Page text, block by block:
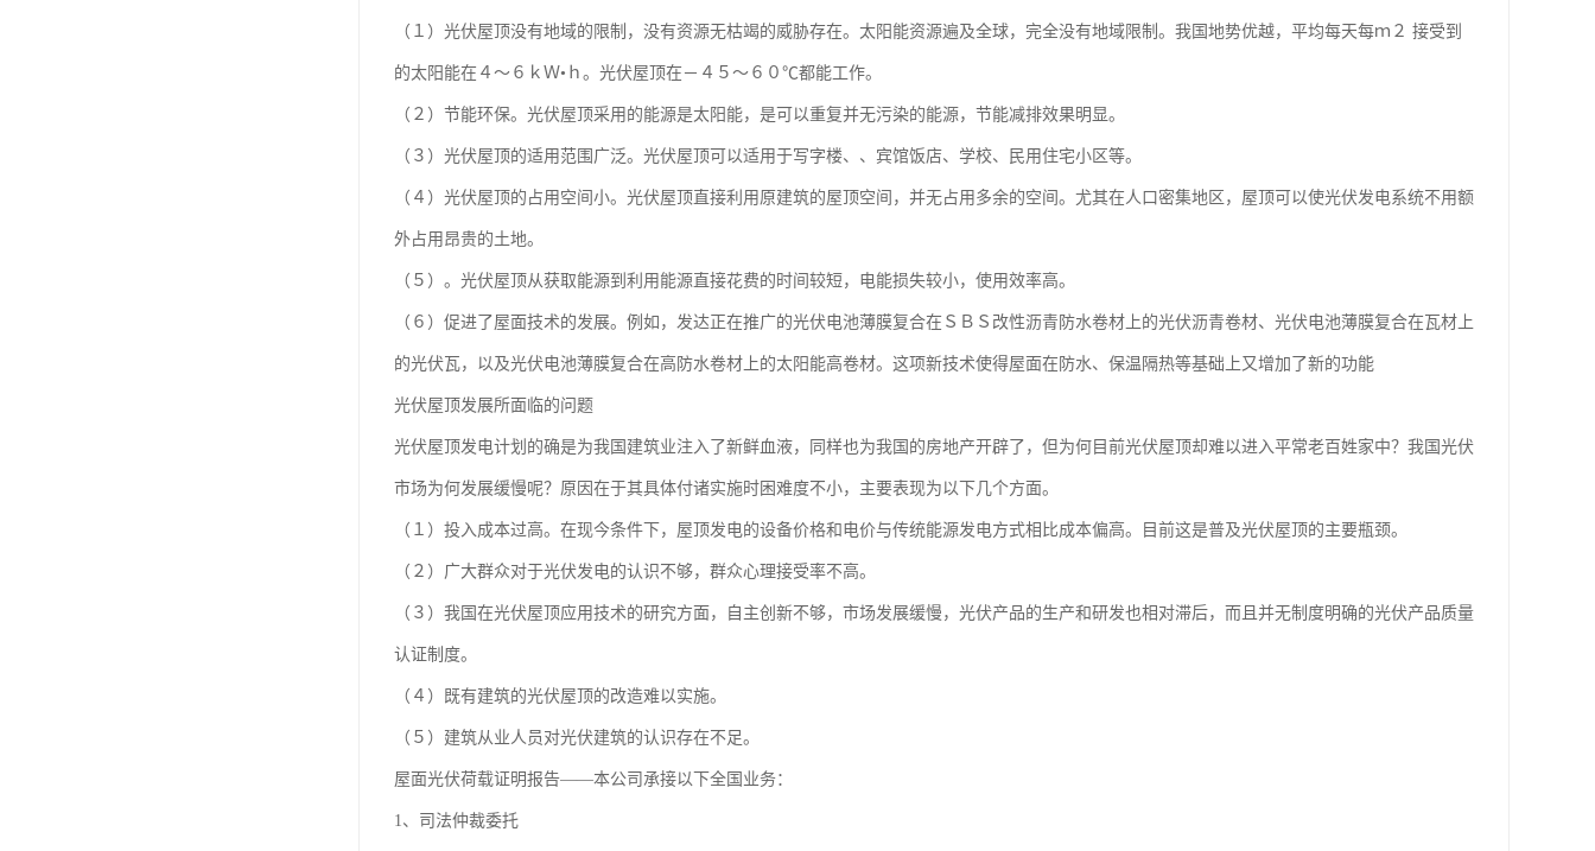
（１）光伏屋顶没有地域的限制，没有资源无枯竭的威胁存在。太阳能资源遍及全球，完全没有地域限制。我国地势优越，平均每天每ｍ２ 接受到
的太阳能在４～６ｋＷ•ｈ。光伏屋顶在－４５～６０℃都能工作。
（２）节能环保。光伏屋顶采用的能源是太阳能，是可以重复并无污染的能源，节能减排效果明显。
（３）光伏屋顶的适用范围广泛。光伏屋顶可以适用于写字楼、、宾馆饭店、学校、民用住宅小区等。
（４）光伏屋顶的占用空间小。光伏屋顶直接利用原建筑的屋顶空间，并无占用多余的空间。尤其在人口密集地区，屋顶可以使光伏发电系统不用额
外占用昂贵的土地。
（５）。光伏屋顶从获取能源到利用能源直接花费的时间较短，电能损失较小，使用效率高。
（６）促进了屋面技术的发展。例如，发达正在推广的光伏电池薄膜复合在ＳＢＳ改性沥青防水卷材上的光伏沥青卷材、光伏电池薄膜复合在瓦材上
的光伏瓦，以及光伏电池薄膜复合在高防水卷材上的太阳能高卷材。这项新技术使得屋面在防水、保温隔热等基础上又增加了新的功能
光伏屋顶发展所面临的问题
光伏屋顶发电计划的确是为我国建筑业注入了新鲜血液，同样也为我国的房地产开辟了，但为何目前光伏屋顶却难以进入平常老百姓家中？我国光伏
市场为何发展缓慢呢？原因在于其具体付诸实施时困难度不小，主要表现为以下几个方面。
（１）投入成本过高。在现今条件下，屋顶发电的设备价格和电价与传统能源发电方式相比成本偏高。目前这是普及光伏屋顶的主要瓶颈。
（２）广大群众对于光伏发电的认识不够，群众心理接受率不高。
（３）我国在光伏屋顶应用技术的研究方面，自主创新不够，市场发展缓慢，光伏产品的生产和研发也相对滞后，而且并无制度明确的光伏产品质量
认证制度。
（４）既有建筑的光伏屋顶的改造难以实施。
（５）建筑从业人员对光伏建筑的认识存在不足。
屋面光伏荷载证明报告——本公司承接以下全国业务：
1、司法仲裁委托